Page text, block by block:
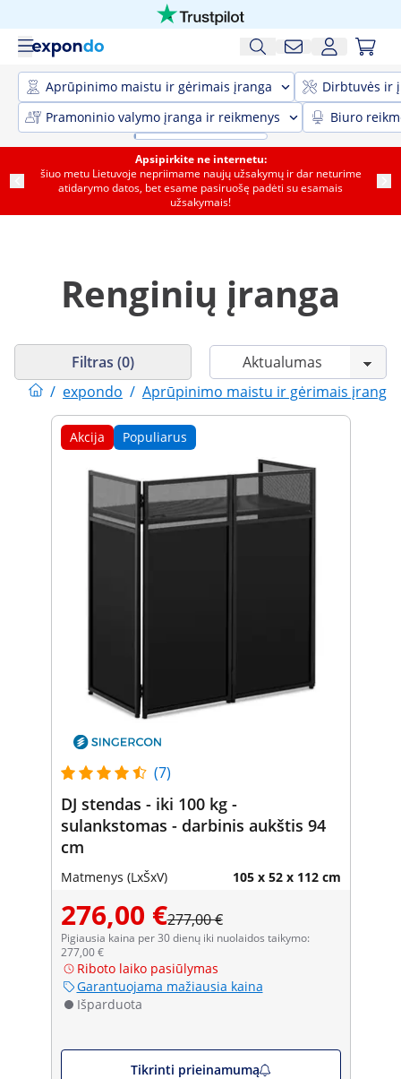
Aprūpinimo maistu ir gėrimais įranga
Dirbtuvės ir
Pramoninio valymo įranga ir reikmenys
Biuro
Apsipirkite ne internetu:
šiuo metu Lietuvoje nepriimame naujų užsakymų ir dar neturime
atidarymo datos, bet esame pasiruošę padėti su esamais
užsakymais!
Renginių įranga
/ expondo / Aprūpinimo maistu ir gėrimais įranga
Filtras (0)
Akcija Populiarus
(7)
DJ stendas - iki 100 kg -
sulankstomas - darbinis aukštis 94
cm
Matmenys (LxŠxV) 105 x 52 x 112 cm
276,00 €277,00 €
Pigiausia kaina per 30 dienų iki nuolaidos taikymo:
277,00 €
Riboto laiko pasiūlymas
Garantuojama mažiausia kaina
Išparduota
Tikrinti prieinamumą